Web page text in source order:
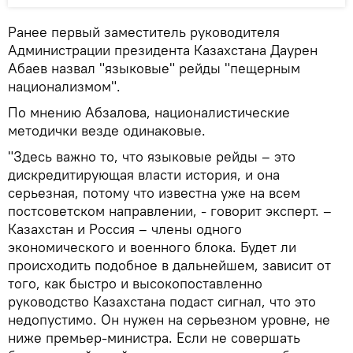
Ранее первый заместитель руководителя
Администрации президента Казахстана Даурен
Абаев назвал "языковые" рейды "пещерным
национализмом".
По мнению Абзалова, националистические
методички везде одинаковые.
"Здесь важно то, что языковые рейды – это
дискредитирующая власти история, и она
серьезная, потому что известна уже на всем
постсоветском направлении, - говорит эксперт. –
Казахстан и Россия – члены одного
экономического и военного блока. Будет ли
происходить подобное в дальнейшем, зависит от
того, как быстро и высокопоставленно
руководство Казахстана подаст сигнал, что это
недопустимо. Он нужен на серьезном уровне, не
ниже премьер-министра. Если не совершать